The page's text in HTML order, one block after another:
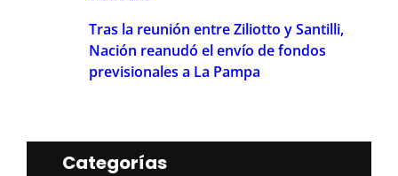
Tras la reunión entre Ziliotto y Santilli,
Nación reanudó el envío de fondos
previsionales a La Pampa
Categorías